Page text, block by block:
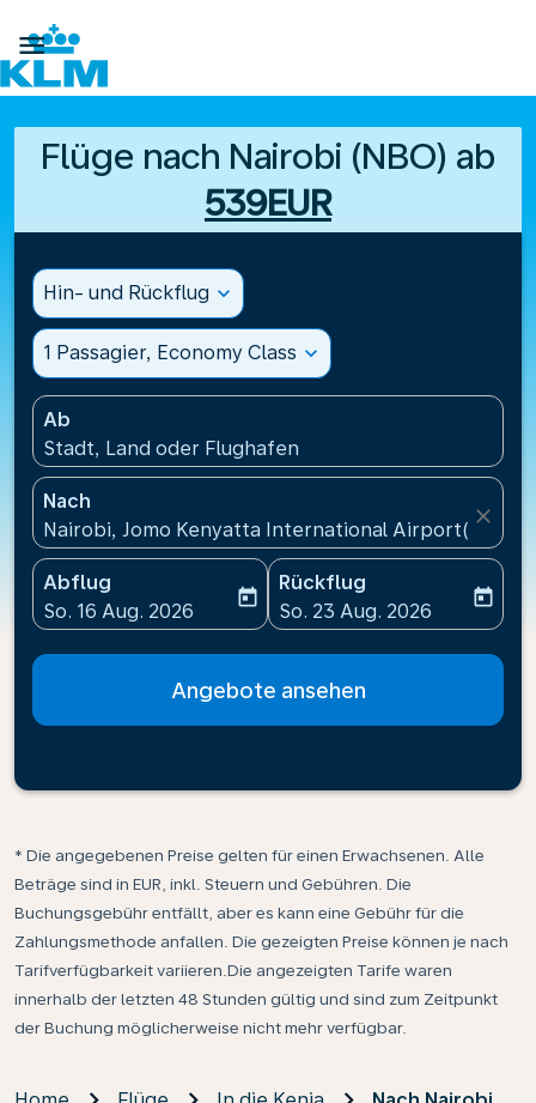

Flüge nach Nairobi (NBO) ab
539EUR
Hin- und Rückflug expand_more
1 Passagier, Economy Class expand_more
Ab
Stadt, Land oder Flughafen
Nach
Nairobi, Jomo Kenyatta International Airport(NBO),
close
Abflug
fc-booking-departure-date-aria-label
So. 16 Aug. 2026
today
Rückflug
fc-booking-return-date-
So. 23 Aug. 2026
today
Angebote ansehen
* Die angegebenen Preise gelten für einen Erwachsenen. Alle
Beträge sind in EUR, inkl. Steuern und Gebühren. Die
Buchungsgebühr entfällt, aber es kann eine Gebühr für die
Zahlungsmethode anfallen. Die gezeigten Preise können je nach
Tarifverfügbarkeit variieren.Die angezeigten Tarife waren
innerhalb der letzten 48 Stunden gültig und sind zum Zeitpunkt
der Buchung möglicherweise nicht mehr verfügbar.